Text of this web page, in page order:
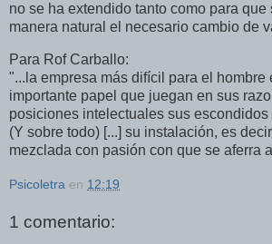
no se ha extendido tanto como para que
manera natural el necesario cambio de
Para Rof Carballo:
"...la empresa más difícil para el hombre
importante papel que juegan en sus
posiciones intelectuales sus escondidos
(Y sobre todo) [...] su instalación, es decir
mezclada con pasión con que se aferra
Psicoletra en 12:19
1 comentario: